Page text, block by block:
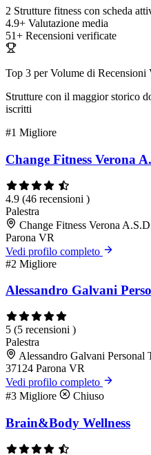
2 Strutture fitness con scheda
4.9+ Valutazione media
51+ Recensioni verificate
Top 3 per Volume di Recensioni
Strutture con il maggior storico
iscritti
#1 Migliore
Change Fitness Verona
4.9 (46 recensioni )
Palestra
Change Fitness Verona
Parona VR
Vedi profilo completo
#2 Migliore
Alessandro Galvani
5 (5 recensioni )
Palestra
Alessandro Galvani Personal
37124 Parona VR
Vedi profilo completo
#3 Migliore Chiuso
Brain&Body Wellness